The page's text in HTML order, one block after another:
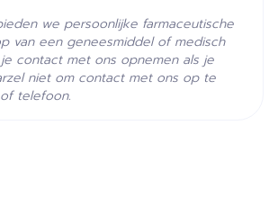
we persoonlijke farmaceutische
van een geneesmiddel of medisch
contact met ons opnemen als je
niet om contact met ons op te
telefoon.